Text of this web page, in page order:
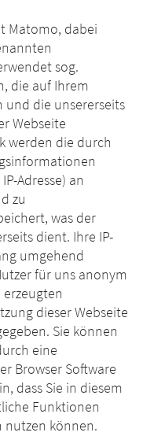
Matomo, dabei
sog.
die auf Ihrem
und die unsererseits
Webseite
werden die durch
Adresse) an
zu
was der
dient. Ihre IP-
umgehend
für uns anonym
dieser Webseite
Sie können
eine
Browser Software
dass Sie in diesem
Funktionen
nutzen können.